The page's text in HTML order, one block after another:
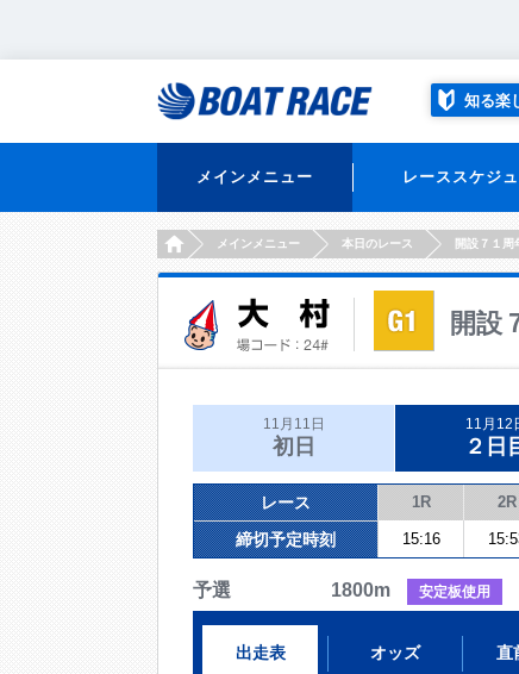
知る楽
メインメニュー レーススケジ
HOMEメインメニュー 本日のレース 開設７１
開設
11月11日
初日
11月12
２日
レース 1R 2R
締切予定時刻 15:16
予選 1800m 安定板使用
出走表 オッズ 直